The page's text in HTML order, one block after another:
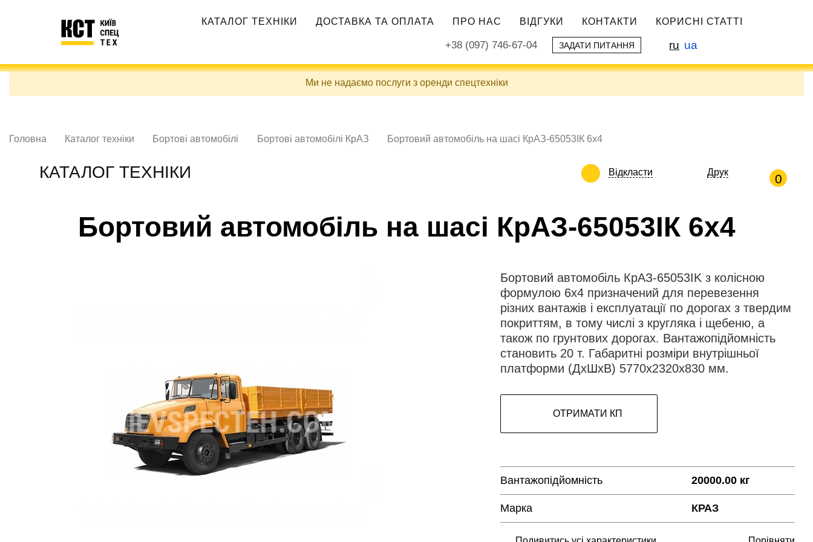
навигация
КАТАЛОГ ТЕХНІКИ ДОСТАВКА ТА ОПЛАТА ПРО НАС ВІДГУКИ КОНТАКТИ КОРИСНІ СТАТТІ
+38 (097) 746-67-04 ЗАДАТИ ПИТАННЯ ru ua
Ми не надаємо послуги з оренди спецтехніки
Головна Каталог техніки Бортові автомобілі Бортові автомобілі КрАЗ Бортовий автомобіль на шасі КрАЗ-65053ІК 6х4
КАТАЛОГ ТЕХНІКИ Відкласти Друк 0
Бортовий автомобіль на шасі КрАЗ-65053ІК 6х4
Бортовий автомобіль КрАЗ-65053IK з колісною
формулою 6х4 призначений для перевезення
різних вантажів і експлуатації по дорогах з твердим
покриттям, в тому числі з кругляка і щебеню, а
також по грунтових дорогах. Вантажопідйомність
становить 20 т. Габаритні розміри внутрішньої
платформи (ДхШхВ) 5770x2320x830 мм.
ОТРИМАТИ КП
Вантажопідйомність 20000.00 кг
Марка КРАЗ